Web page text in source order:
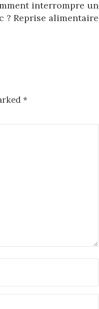
interrompre un
? Reprise alimentaire
*